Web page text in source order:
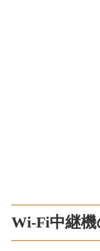
Wi-Fi中継